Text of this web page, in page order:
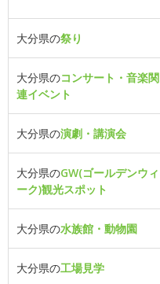
大分県の祭り
大分県のコンサート・音楽関
連イベント
大分県の演劇・講演会
大分県のGW(ゴールデンウィ
ーク)観光スポット
大分県の水族館・動物園
大分県の工場見学